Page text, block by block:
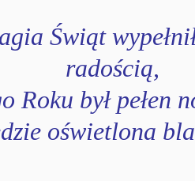
Świąt
radością,
Roku był pełen
oświetlona